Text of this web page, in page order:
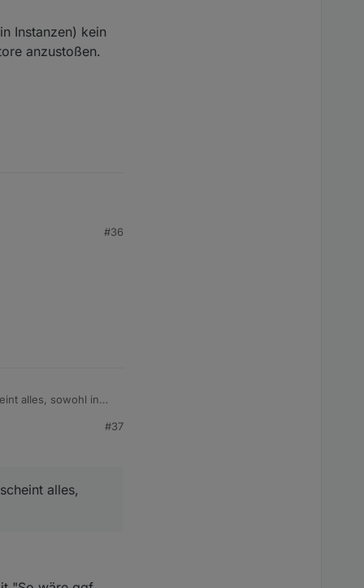
Instanzen) kein
anzustoßen.
#36
alles, sowohl in
Team !!!!
#37
alles,